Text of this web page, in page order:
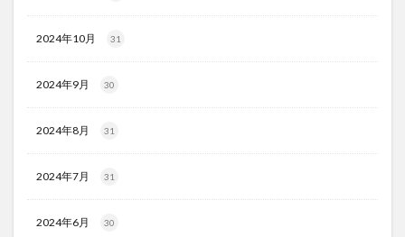
2024年10月 31
2024年9月 30
2024年8月 31
2024年7月 31
2024年6月 30